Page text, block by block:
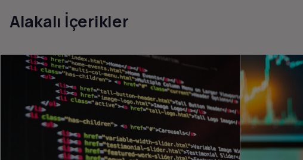
Alakalı İçerikler